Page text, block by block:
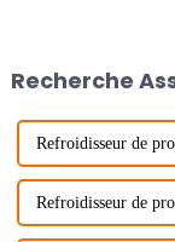
Recherche
Refroidisseur de
Refroidisseur de